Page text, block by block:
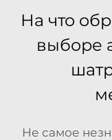
На что
выборе
Не самое